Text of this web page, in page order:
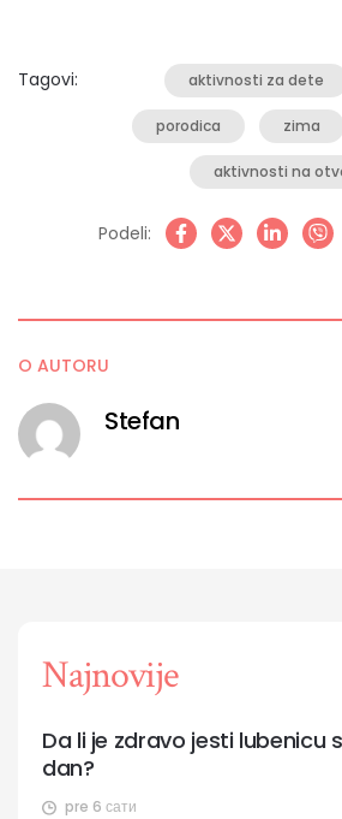
ponekad toliko suptilno da ih dete
Možda ćete prvo…
Tagovi: aktivnosti za dete
porodica zima
aktivnosti na
Podeli:
O AUTORU
Stefan
Najnovije
pre 6 сати
Da li je zdravo jesti lubenicu
dan?